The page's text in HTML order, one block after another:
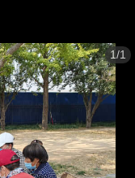
1/1